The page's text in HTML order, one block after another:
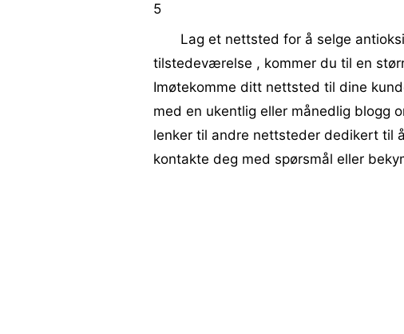
5
Lag et nettsted for å selge
tilstedeværelse , kommer du til en
Imøtekomme ditt nettsted til dine
med en ukentlig eller månedlig blogg
lenker til andre nettsteder dedikert til
kontakte deg med spørsmål eller